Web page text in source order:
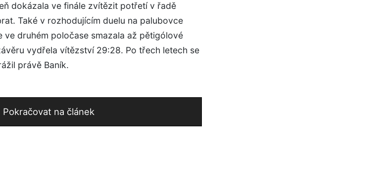
dokázala ve finále zvítězit potřetí v řadě
Také v rozhodujícím duelu na palubovce
ve druhém poločase smazala až pětigólové
vydřela vítězství 29:28. Po třech letech se
právě Baník.
Pokračovat na článek